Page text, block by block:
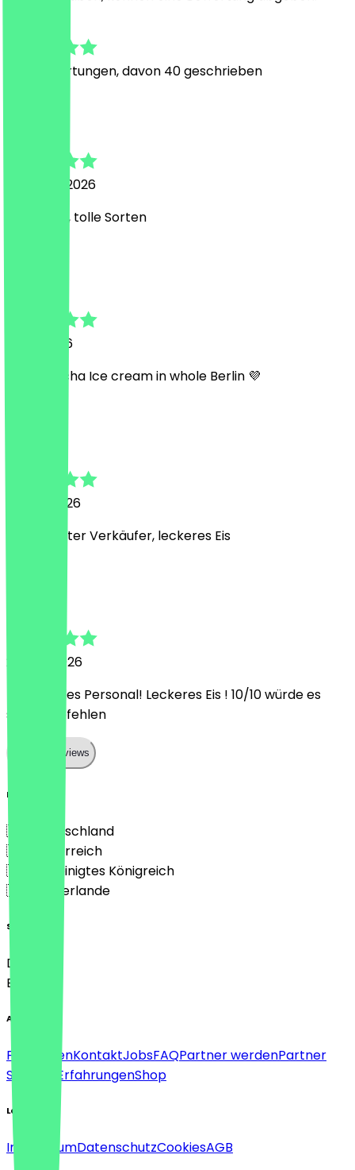
Bewertungen, davon 40 geschrieben
5. August 2026
lecker Eis , tolle Sorten
11. Juli 2026
Best Matcha Ice cream in whole Berlin 💜
21. Juni 2026
Super netter Verkäufer, leckeres Eis
24. Mai 2026
Mega, tolles Personal! Leckeres Eis ! 10/10 würde es
sehr empfehlen
Show all reviews
Land
🇩🇪 Deutschland
🇦🇹 Österreich
🇬🇧 Vereinigtes Königreich
🇳🇱 Niederlande
Sprache
Deutsch
English
About
Für FirmenKontaktJobsFAQPartner werdenPartner
Support
ErfahrungenShop
Legal
ImpressumDatenschutzCookiesAGB